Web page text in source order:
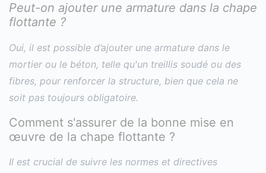
Peut-on ajouter une armature dans la chape
flottante ?
Oui, il est possible d’ajouter une armature dans le
mortier ou le béton, telle qu'un treillis soudé ou des
fibres, pour renforcer la structure, bien que cela ne
soit pas toujours obligatoire.
Comment s'assurer de la bonne mise en
œuvre de la chape flottante ?
Il est crucial de suivre les normes et directives